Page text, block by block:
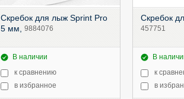
Скребок для лыж Sprint Pro
5 мм, 9884076
В наличии
к сравнению
в избранное
Скребок
457751
В
к
в